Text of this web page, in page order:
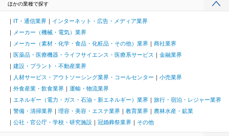
ほかの業種で探す
IT・通信業界
インターネット・広告・メディア業界
メーカー（機械・電気）業界
メーカー（素材・化学・食品・化粧品・その他）業界
商社業界
医薬品・医療機器・ライフサイエンス・医療系サービス
金融業界
建設・プラント・不動産業界
人材サービス・アウトソーシング業界・コールセンター
小売業界
外食産業・飲食業界
運輸・物流業界
エネルギー（電力・ガス・石油・新エネルギー）業界
旅行・宿泊・レジャー業界
警備・清掃業界
理容・美容・エステ業界 教育業界
農林水産・鉱業
公社・官公庁・学校・研究施設
冠婚葬祭業界 その他